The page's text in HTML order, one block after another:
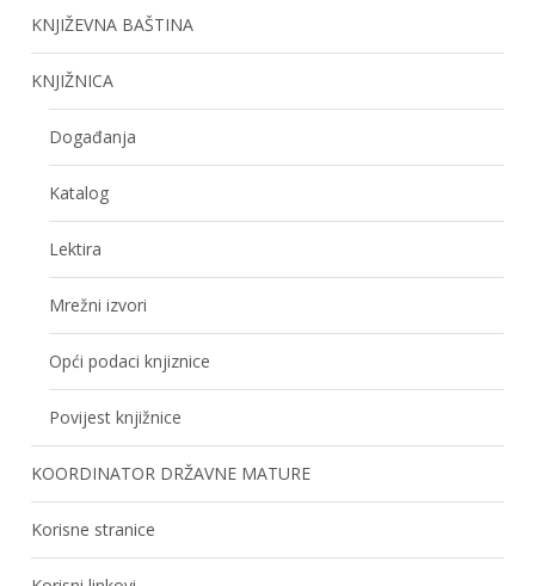
KNJIŽEVNA BAŠTINA
KNJIŽNICA
Događanja
Katalog
Lektira
Mrežni izvori
Opći podaci knjiznice
Povijest knjižnice
KOORDINATOR DRŽAVNE MATURE
Korisne stranice